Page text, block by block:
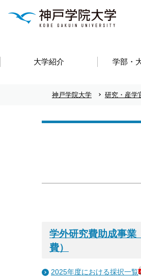
大学紹介 学部・
神戸学院大学 研究・産学
学外研究費助成事業
費）
2025年度における採択一覧